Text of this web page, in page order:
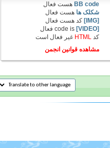
BB code هست فعال
شکلک ها هست فعال
[IMG]
کد هست فعال
[VIDEO]
code is
فعال
کدHTML غیر فعال است
مشاهده قوانین انجمن